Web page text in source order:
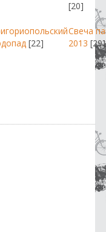
[20]
[22]
Свеча
2013 [29]